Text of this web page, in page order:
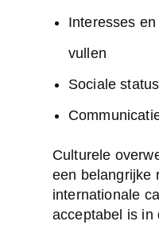
Interesses en
vullen
Sociale
Culturele
een belangrijke
internationale
acceptabel is in